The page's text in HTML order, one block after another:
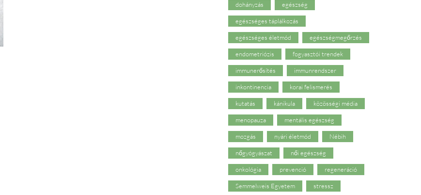
dohányzás egészség
egészséges táplálkozás
egészséges életmód egészségmegőrzés
endometriózis fogyasztói trendek
immunerősítés immunrendszer
inkontinencia korai felismerés
kutatás kánikula közösségi média
menopauza mentális egészség
mozgás nyári életmód Nébih
nőgyógyászat női egészség
onkológia prevenció regeneráció
Semmelweis Egyetem stressz